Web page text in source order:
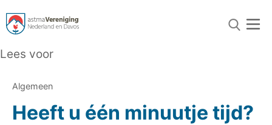
Lees voor
Algemeen
Heeft u één minuutje tijd?